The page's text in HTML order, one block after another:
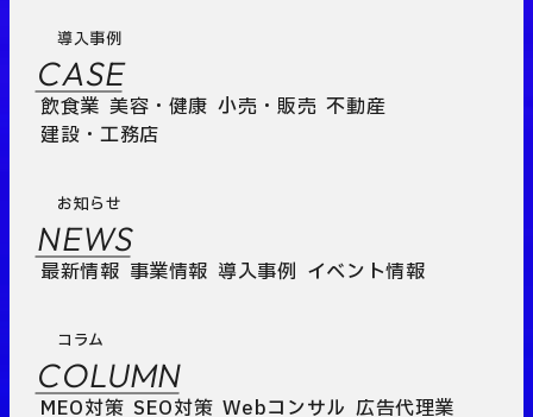
導入事例
CASE
飲食業 美容・健康 小売・販売 不動産
建設・工務店
お知らせ
NEWS
最新情報 事業情報 導入事例 イベント情報
コラム
COLUMN
MEO対策 SEO対策 Webコンサル 広告代理業